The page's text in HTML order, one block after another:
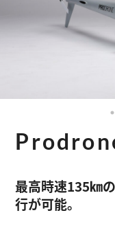
最高時速135㎞
行が可能。